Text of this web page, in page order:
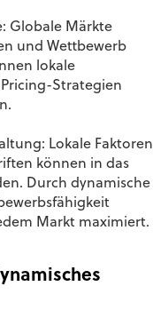
Globale Märkte
und Wettbewerb
lokale
Strategien
Lokale Faktoren
können in das
Durch dynamische
Markt maximiert.